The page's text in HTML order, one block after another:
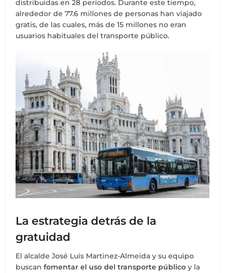
distribuidas en 28 períodos. Durante este tiempo,
alrededor de 77.6 millones de personas han viajado
gratis, de las cuales, más de 15 millones no eran
usuarios habituales del transporte público.
La estrategia detrás de la
gratuidad
El alcalde José Luis Martinez-Almeida y su equipo
buscanfomentar el uso del transporte público y la